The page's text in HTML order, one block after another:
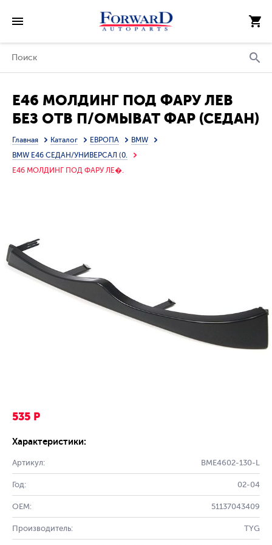
E46 МОЛДИНГ ПОД ФАРУ ЛЕВ
БЕЗ ОТВ П/ОМЫВАТ ФАР (СЕДАН)
(УНИВЕРСАЛ) (ТАЙВАНЬ)
Главная Каталог ЕВРОПА
BMW
BMW E46 СЕДАН/УНИВЕРСАЛ (0.
E46 МОЛДИНГ ПОД ФАРУ ЛЕ�.
535 Р
Характеристики:
Артикул: BME4602-130-L
Год: 02-04
OEM: 51137043409
Производитель: TYG